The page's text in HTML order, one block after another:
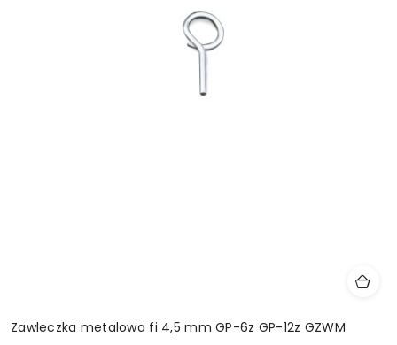
Zawleczka metalowa fi 4,5 mm GP-6z GP-12z GZWM